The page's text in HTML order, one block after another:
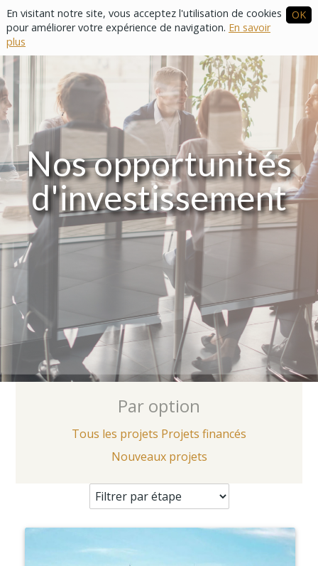
En visitant notre site, vous acceptez l'utilisation de cookies
pour améliorer votre expérience de navigation. En savoir
plus
OK
S'identifier
Nos opportunités
d'investissement
Par option
Tous les projets Projets financés
Nouveaux projets